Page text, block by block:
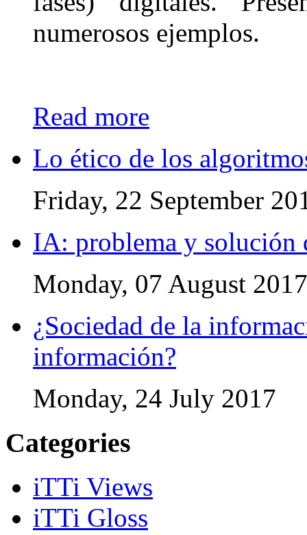
numerosos ejemplos.
Read more
Lo ético de los
Friday, 22 September
IA: problema y solución
Monday, 07 August 2017
¿Sociedad de la
información?
Monday, 24 July 2017
Categories
iTTi Views
iTTi Gloss